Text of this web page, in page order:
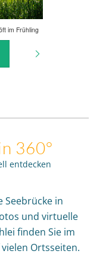
360°
entdecken
Seebrücke in
und virtuelle
finden Sie im
Ortsseiten.